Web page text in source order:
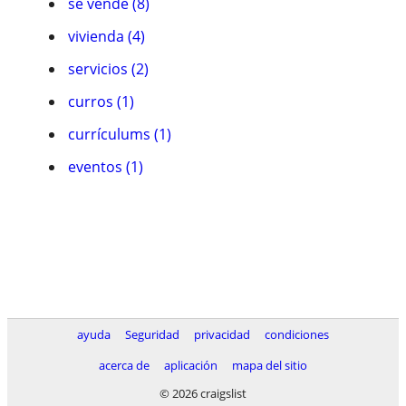
vivienda (4)
servicios (2)
curros (1)
currí­culums (1)
eventos (1)
ayuda Seguridad privacidad
condiciones
acerca de
aplicación
mapa del sitio
© 2026 craigslist